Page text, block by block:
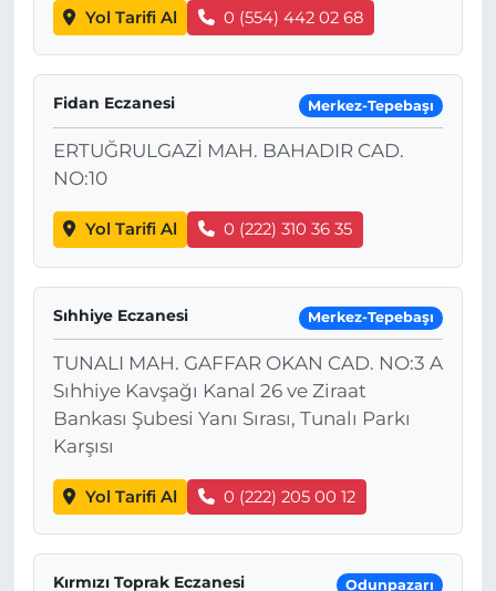
Yol Tarifi Al 0 (554) 442 02 68
Fidan Eczanesi Merkez-Tepebaşı
ERTUĞRULGAZİ MAH. BAHADIR CAD.
NO:10
Yol Tarifi Al 0 (222) 310 36 35
Sıhhiye Eczanesi Merkez-Tepebaşı
TUNALI MAH. GAFFAR OKAN CAD. NO:3 A
Sıhhiye Kavşağı Kanal 26 ve Ziraat
Bankası Şubesi Yanı Sırası, Tunalı Parkı
Karşısı
Yol Tarifi Al 0 (222) 205 00 12
Kırmızı Toprak Eczanesi Odunpazarı